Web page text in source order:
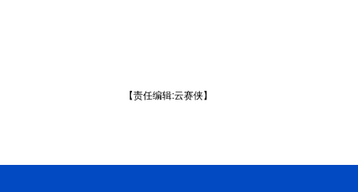
【责任编辑:云赛侠】